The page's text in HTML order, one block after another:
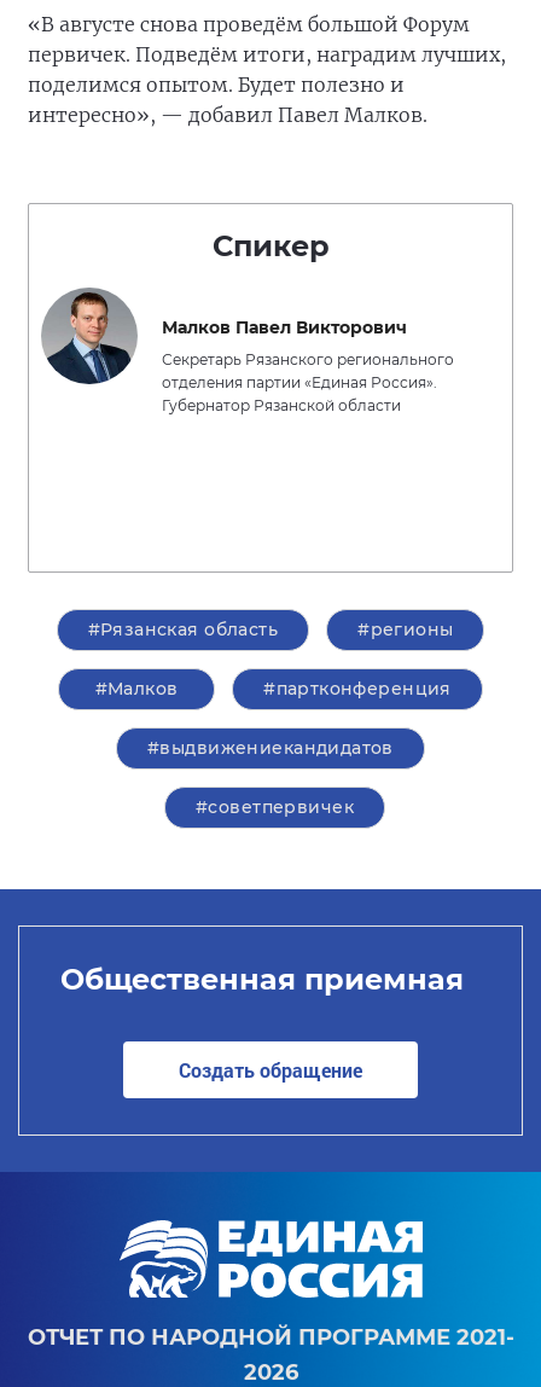
«В августе снова проведём большой Форум
первичек. Подведём итоги, наградим лучших,
поделимся опытом. Будет полезно и
интересно», — добавил Павел Малков.
Спикер
Малков Павел Викторович
Секретарь Рязанского регионального
отделения партии «Единая Россия».
Губернатор Рязанской области
#Рязанская область #регионы
#Малков #партконференция
#выдвижениекандидатов
#советпервичек
Общественная приемная
Создать обращение
ОТЧЕТ ПО НАРОДНОЙ ПРОГРАММЕ 2021-
2026